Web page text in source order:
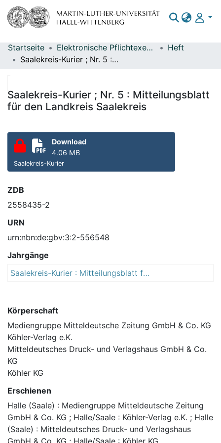
Bereiche & Sammlungen
Statistiken
Startseite Elektronische Pflichtexemplare
Heft
Saalekreis-Kurier ; Nr. 5 : Mitteilungsblatt für den Landkreis Saalekreis
Saalekreis-Kurier ; Nr. 5 : Mitteilungsblatt
für den Landkreis Saalekreis
Download
4.06 MB
Saalekreis-Kurier
ZDB
2558435-2
URN
urn:nbn:de:gbv:3:2-556548
Jahrgänge
Saalekreis-Kurier : Mitteilungsblatt für den Landkreis Saalekreis
Körperschaft
Mediengruppe Mitteldeutsche Zeitung GmbH & Co. KG
Köhler-Verlag e.K.
Mitteldeutsches Druck- und Verlagshaus GmbH & Co.
KG
Köhler KG
Erschienen
Halle (Saale) : Mediengruppe Mitteldeutsche Zeitung
GmbH & Co. KG ; Halle/Saale : Köhler-Verlag e.K. ; Halle
(Saale) : Mitteldeutsches Druck- und Verlagshaus